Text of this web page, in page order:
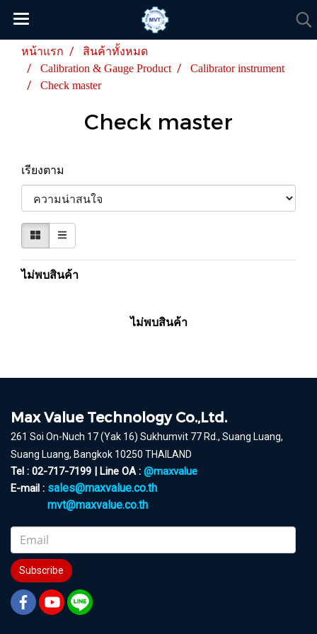
หน้าแรก
สินค้าทั้งหมด
Calibration & Gauge Product
Calibrator instrument
Check master
Check master
เรียงตาม
ไม่พบสินค้า
ไม่พบสินค้า
Max Value Technology Co.,Ltd.
261 Soi On-Nuch 17 (Yak 16) Sukhumvit 77 Rd., Suang Luang,
Suang Luang, Bangkok 10250 THAILAND
Tel : 02-717-7199 | Line OA : @maxvalue
E-mail : sales@maxvalue.co.th
mvt@maxvalue.co.th
Subscribe